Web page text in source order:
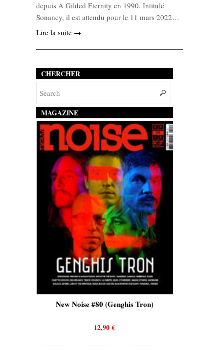
depuis A Gilded Eternity en 1990. Intitulé
Sonancy, il est attendu pour le 11 mars 2022…
Lire la suite →
CHERCHER
MAGAZINE
New Noise #80 (Genghis Tron)
12,90€